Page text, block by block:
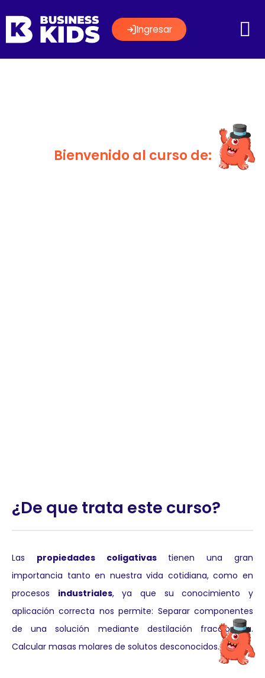
Ingresar
Bienvenido al curso de:
¿De que trata este curso?
Las propiedades coligativastienen una gran
importancia tanto en nuestra vida cotidiana, como en
procesos industriales, ya que su conocimiento y
aplicación correcta nos permite: Separar componentes
de una solución mediante destilación fraccionada.
Calcular masas molares de solutos desconocidos.